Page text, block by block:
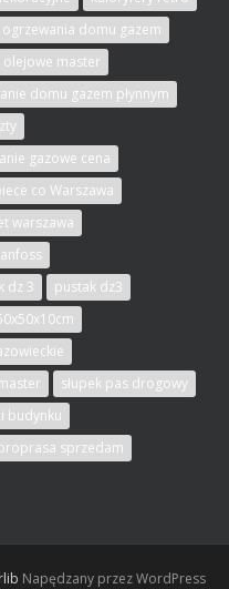
ogrzewania domu gazem
olejowe master
domu gazem płynnym
gazowe cena
co Warszawa
warszawa
dz 3
pustak dz3
słupek pas drogowy
budynku
sprzedam
Napędzany przez WordPress